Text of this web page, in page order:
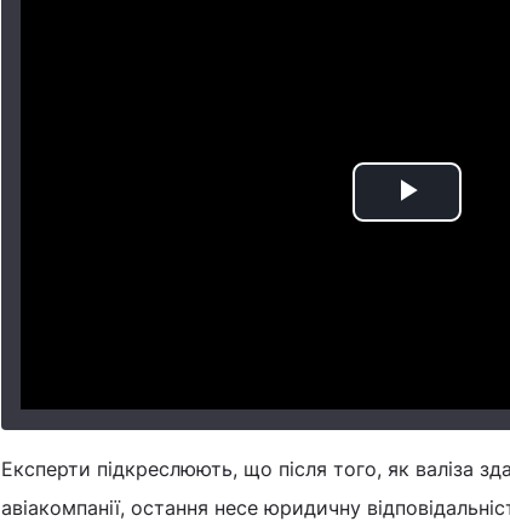
Play
Експерти підкреслюють, що після того, як валіза
авіакомпанії, остання несе юридичну